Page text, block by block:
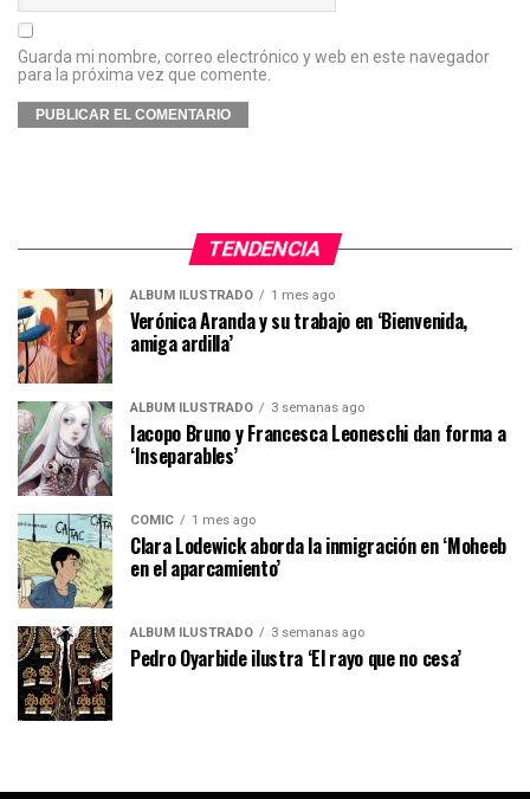
Guarda mi nombre, correo electrónico y web en este navegador
para la próxima vez que comente.
TENDENCIA
ÁLBUM ILUSTRADO 1 mes ago
Verónica Aranda y su trabajo en ‘Bienvenida,
amiga ardilla’
ÁLBUM ILUSTRADO 3 semanas ago
Iacopo Bruno y Francesca Leoneschi dan forma a
‘Inseparables’
CÓMIC 1 mes ago
Clara Lodewick aborda la inmigración en ‘Moheeb
en el aparcamiento’
ÁLBUM ILUSTRADO 3 semanas ago
Pedro Oyarbide ilustra ‘El rayo que no cesa’